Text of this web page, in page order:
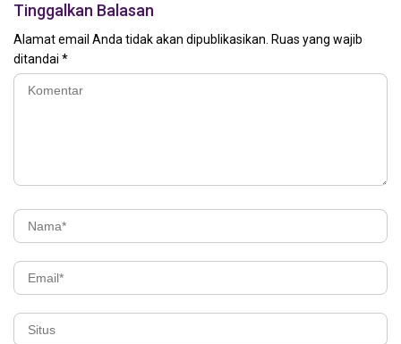
Tinggalkan Balasan
Alamat email Anda tidak akan dipublikasikan. Ruas yang wajib
ditandai *